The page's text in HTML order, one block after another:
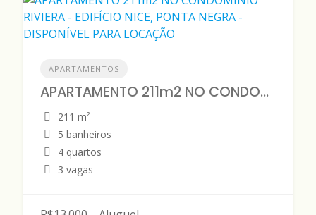
APARTAMENTOS
APARTAMENTO 211m2 NO CONDOMÍNIO RIVIERA - EDIFÍCIO NICE, PONTA NEGRA - DISPONÍVEL PARA LOCAÇÃO
211 m²
5 banheiros
4 quartos
3 vagas